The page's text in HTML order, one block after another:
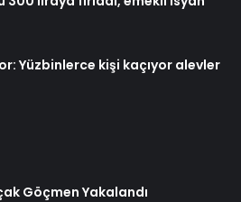
Yüzbinlerce kişi kaçıyor alevler
Göçmen Yakalandı